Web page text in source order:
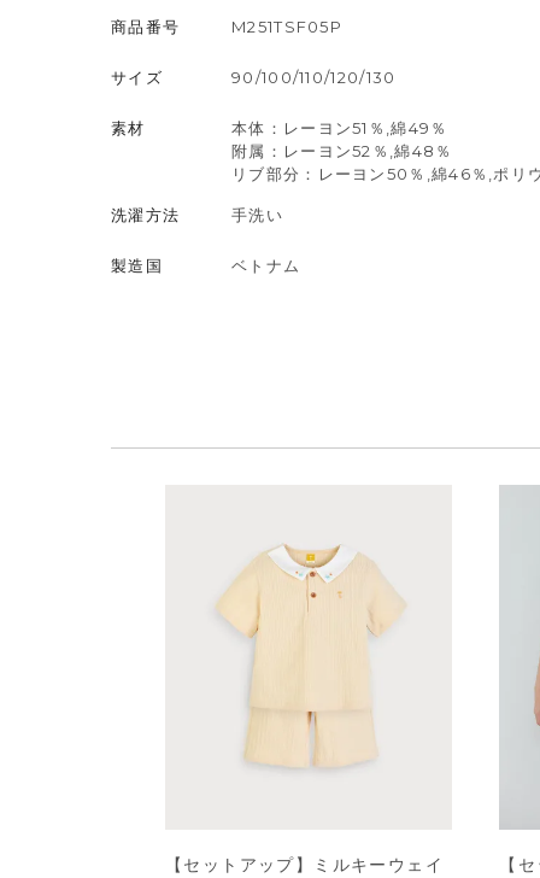
商品番号 M251TSF05P
サイズ 90/100/110/120/130
素材
本体：レーヨン51％,綿49％
附属：レーヨン52％,綿48％
リブ部分：レーヨン50％,綿46％,ポリ
洗濯方法 手洗い
製造国 ベトナム
【セットアップ】ミルキーウェイ
【